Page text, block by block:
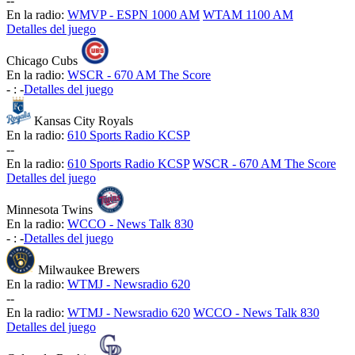
En la radio: WMVP - ESPN 1000 AM WTAM 1100 AM
Detalles del juego
Chicago Cubs
En la radio: WSCR - 670 AM The Score
- : -Detalles del juego
Kansas City Royals
En la radio: 610 Sports Radio KCSP
--
En la radio: 610 Sports Radio KCSP WSCR - 670 AM The Score
Detalles del juego
Minnesota Twins
En la radio: WCCO - News Talk 830
- : -Detalles del juego
Milwaukee Brewers
En la radio: WTMJ - Newsradio 620
--
En la radio: WTMJ - Newsradio 620 WCCO - News Talk 830
Detalles del juego